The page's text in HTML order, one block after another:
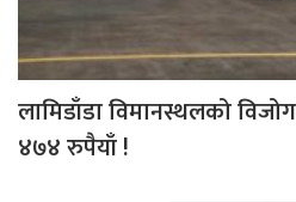
लामिडाँडा विमानस्थलको
४७४ रुपैयाँ !